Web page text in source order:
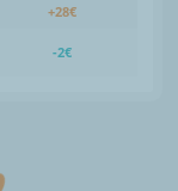
+28€
-2€